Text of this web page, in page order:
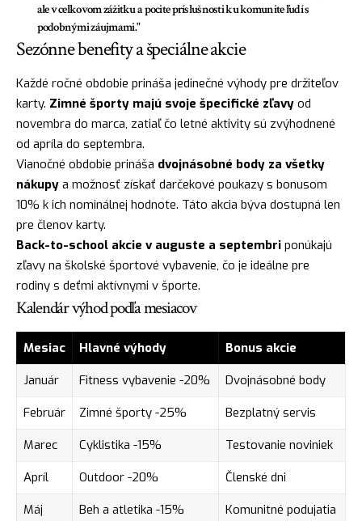
ale v celkovom zážitku a pocite príslušnosti ku komunite ľudí s
podobnými záujmami."
Sezónne benefity a špeciálne akcie
Každé ročné obdobie prináša jedinečné výhody pre držiteľov
karty. Zimné športy majú svoje špecifické zľavy od
novembra do marca, zatiaľ čo letné aktivity sú zvýhodnené
od apríla do septembra.
Vianočné obdobie prináša dvojnásobné body za všetky
nákupy a možnosť získať darčekové poukazy s bonusom
10% k ich nominálnej hodnote. Táto akcia býva dostupná len
pre členov karty.
Back-to-school akcie v auguste a septembri ponúkajú
zľavy na školské športové vybavenie, čo je ideálne pre
rodiny s deťmi aktívnymi v športe.
Kalendár výhod podľa mesiacov
Mesiac Hlavné výhody
Bonus akcie
Január
Fitness vybavenie -20%
Dvojnásobné body
Február
Zimné športy -25%
Bezplatný servis
Marec
Cyklistika -15%
Testovanie noviniek
Apríl
Outdoor -20%
Členské dni
Máj
Beh a atletika -15% Komunitné podujatia